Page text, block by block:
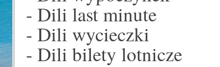
- Dili last minute
- Dili wycieczki
- Dili bilety lotnicze